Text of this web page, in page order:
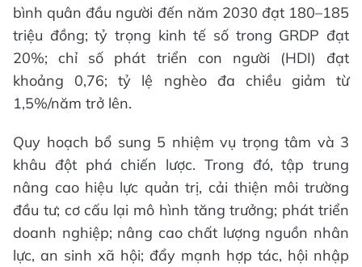
bình quân đầu người đến năm 2030 đạt 180–185
triệu đồng; tỷ trọng kinh tế số trong GRDP đạt
20%; chỉ số phát triển con người (HDI) đạt
khoảng 0,76; tỷ lệ nghèo đa chiều giảm từ
1,5%/năm trở lên.
Quy hoạch bổ sung 5 nhiệm vụ trọng tâm và 3
khâu đột phá chiến lược. Trong đó, tập trung
nâng cao hiệu lực quản trị, cải thiện môi trường
đầu tư; cơ cấu lại mô hình tăng trưởng; phát triển
doanh nghiệp; nâng cao chất lượng nguồn nhân
lực, an sinh xã hội; đẩy mạnh hợp tác, hội nhập